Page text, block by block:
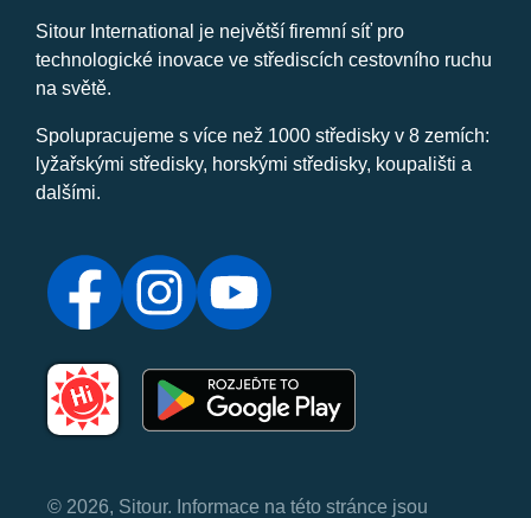
Sitour International je největší firemní síť pro
technologické inovace ve střediscích cestovního ruchu
na světě.
Spolupracujeme s více než 1000 středisky v 8 zemích:
lyžařskými středisky, horskými středisky, koupališti a
dalšími.
© 2026, Sitour. Informace na této stránce jsou